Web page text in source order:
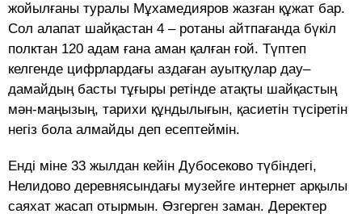
жойылғаны туралы Мұхамедияров жазған құжат бар.
Сол алапат шайқастан 4 – ротаны айтпағанда бүкіл
полктан 120 адам ғана аман қалған ғой. Түптеп
келгенде цифрлардағы аздаған ауытқулар дау–
дамайдың басты тұғыры ретінде атақты шайқастың
мән-маңызың, тарихи құндылығын, қасиетін түсіретін
негіз бола алмайды деп есептеймін.
Енді міне 33 жылдан кейін Дубосеково түбіндегі,
Нелидово деревнясындағы музейге интернет арқылы
саяхат жасап отырмын. Өзгерген заман. Деректер